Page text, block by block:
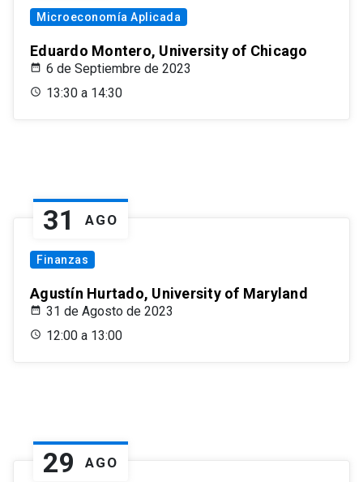
Microeconomía Aplicada
Eduardo Montero, University of Chicago
6 de Septiembre de 2023
13:30 a 14:30
31 AGO
Finanzas
Agustín Hurtado, University of Maryland
31 de Agosto de 2023
12:00 a 13:00
29 AGO